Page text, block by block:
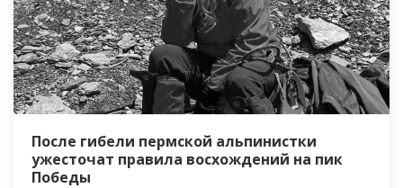
После гибели пермской альпинистки
ужесточат правила восхождений на пик
Победы